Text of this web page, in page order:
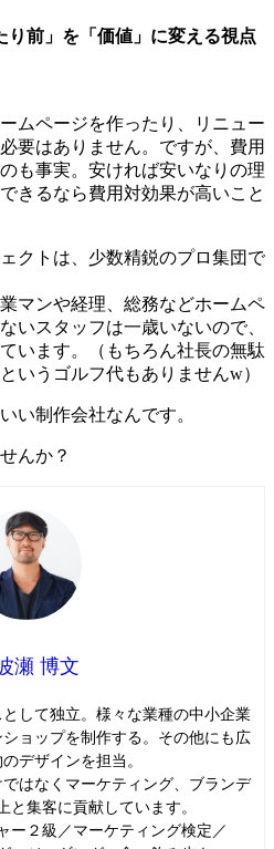
り前」を「価値」に変える視点
ムページを作ったり、リニュー
要はありません。ですが、費用
も事実。安ければ安いなりの理
きるなら費用対効果が高いこと
クトは、少数精鋭のプロ集団で
マンや経理、総務などホームペ
いスタッフは一歳いないので、
います。（もちろん社長の無駄
いうゴルフ代もありませんw）
い制作会社なんです。
んか？
瀬 博文
して独立。様々な業種の中小企業
ョップを制作する。その他にも広
デザインを担当。
はなくマーケティング、ブランデ
と集客に貢献しています。
ー２級／マーケティング検定／